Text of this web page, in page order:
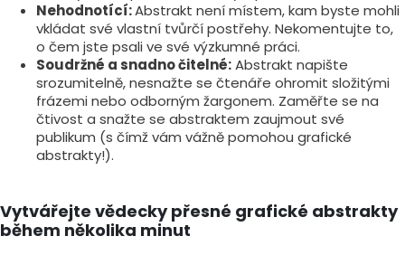
Nehodnotící:Abstrakt není místem, kam byste mohli
vkládat své vlastní tvůrčí postřehy. Nekomentujte to,
o čem jste psali ve své výzkumné práci.
Soudržné a snadno čitelné:Abstrakt napište
srozumitelně, nesnažte se čtenáře ohromit složitými
frázemi nebo odborným žargonem. Zaměřte se na
čtivost a snažte se abstraktem zaujmout své
publikum (s čímž vám vážně pomohou grafické
abstrakty!).
Vytvářejte vědecky přesné grafické abstrakty
během několika minut